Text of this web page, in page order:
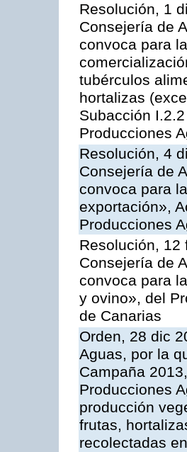
Resolución, 1
Consejería de
convoca para
tubérculos
hortalizas
Subacción
Producciones
Resolución, 4
Consejería de
convoca para
exportación»,
Producciones
Resolución, 12
Consejería de
convoca para
y ovino», del
de Canarias
Orden, 28 dic
Aguas, por la
Campaña
Producciones
producción
frutas,
recolectadas